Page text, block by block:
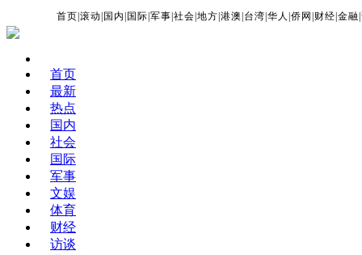
首页 |滚动 国内 国际 |军事 |社会 |地方 |港澳 台湾 |华人 |侨网 财经 |金融 |
首页
最新
热点
国内
社会
国际
军事
文娱
体育
财经
访谈